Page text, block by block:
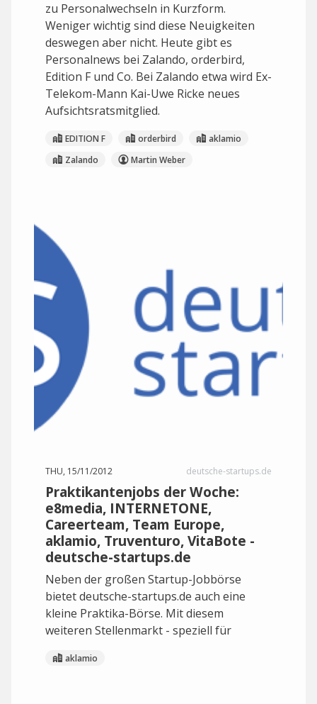
zu Personalwechseln in Kurzform.
Weniger wichtig sind diese Neuigkeiten
deswegen aber nicht. Heute gibt es
Personalnews bei Zalando, orderbird,
Edition F und Co. Bei Zalando etwa wird Ex-
Telekom-Mann Kai-Uwe Ricke neues
Aufsichtsratsmitglied.
EDITION F orderbird
aklamio
Zalando
Martin Weber
THU, 15/11/2012 deutsche-startups.de
Praktikantenjobs der Woche:
e8media, INTERNETONE,
Careerteam, Team Europe,
aklamio, Truventuro, VitaBote -
deutsche-startups.de
Neben der großen Startup-Jobbörse
bietet deutsche-startups.de auch eine
kleine Praktika-Börse. Mit diesem
weiteren Stellenmarkt - speziell für
aklamio